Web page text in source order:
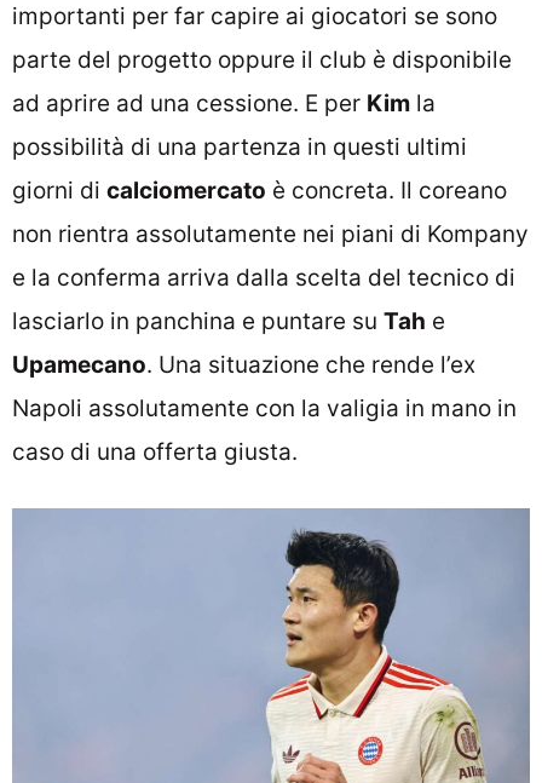
importanti per far capire ai giocatori se sono
parte del progetto oppure il club è disponibile
ad aprire ad una cessione. E per Kim la
possibilità di una partenza in questi ultimi
giorni di calciomercato è concreta. Il coreano
non rientra assolutamente nei piani di Kompany
e la conferma arriva dalla scelta del tecnico di
lasciarlo in panchina e puntare su Tah e
Upamecano. Una situazione che rende l’ex
Napoli assolutamente con la valigia in mano in
caso di una offerta giusta.